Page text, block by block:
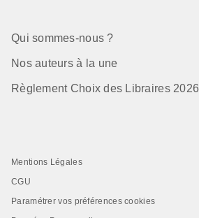
Qui sommes-nous ?
Nos auteurs à la une
Règlement Choix des Libraires 2026
Mentions Légales
CGU
Paramétrer vos préférences cookies